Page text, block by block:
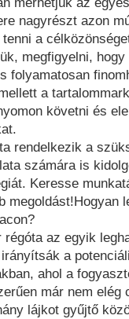
nagyrészt azon
a
megfigyelni,
folyamatosan
a
követni és
rendelkezik a
számára is
Keresse
megoldást!Hogyan
régóta az egyik
a
ahol a
már nem elég
lájkot gyűjtő